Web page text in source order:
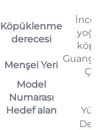
Köpüklenme
derecesi
Menşei Yeri
Model
Numarası
Hedef alan